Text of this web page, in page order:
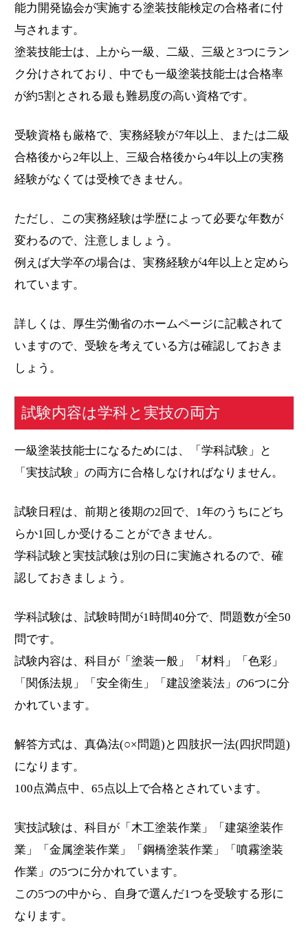
能力開発協会が実施する塗装技能検定の合格者に付
与されます。
塗装技能士は、上から一級、二級、三級と3つにラン
ク分けされており、中でも一級塗装技能士は合格率
が約5割とされる最も難易度の高い資格です。
受験資格も厳格で、実務経験が7年以上、または二級
合格後から2年以上、三級合格後から4年以上の実務
経験がなくては受検できません。
ただし、この実務経験は学歴によって必要な年数が
変わるので、注意しましょう。
例えば大学卒の場合は、実務経験が4年以上と定めら
れています。
詳しくは、厚生労働省のホームページに記載されて
いますので、受験を考えている方は確認しておきま
しょう。
試験内容は学科と実技の両方
一級塗装技能士になるためには、「学科試験」と
「実技試験」の両方に合格しなければなりません。
試験日程は、前期と後期の2回で、1年のうちにどち
らか1回しか受けることができません。
学科試験と実技試験は別の日に実施されるので、確
認しておきましょう。
学科試験は、試験時間が1時間40分で、問題数が全50
問です。
試験内容は、科目が「塗装一般」「材料」「色彩」
「関係法規」「安全衛生」「建設塗装法」の6つに分
かれています。
解答方式は、真偽法(○×問題)と四肢択一法(四択問題)
になります。
100点満点中、65点以上で合格とされています。
実技試験は、科目が「木工塗装作業」「建築塗装作
業」「金属塗装作業」「鋼橋塗装作業」「噴霧塗装
作業」の5つに分かれています。
この5つの中から、自身で選んだ1つを受験する形に
なります。